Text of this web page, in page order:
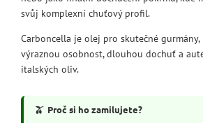
svůj komplexní chuťový profil.
Carboncella je olej pro skutečné
výraznou osobnost, dlouhou dochuť a
italských oliv.
🫒 Proč si ho zamilujete?